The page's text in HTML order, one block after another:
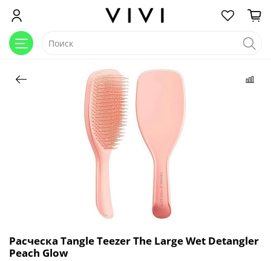
Расческа Tangle Teezer The Large Wet Detangler
Peach Glow